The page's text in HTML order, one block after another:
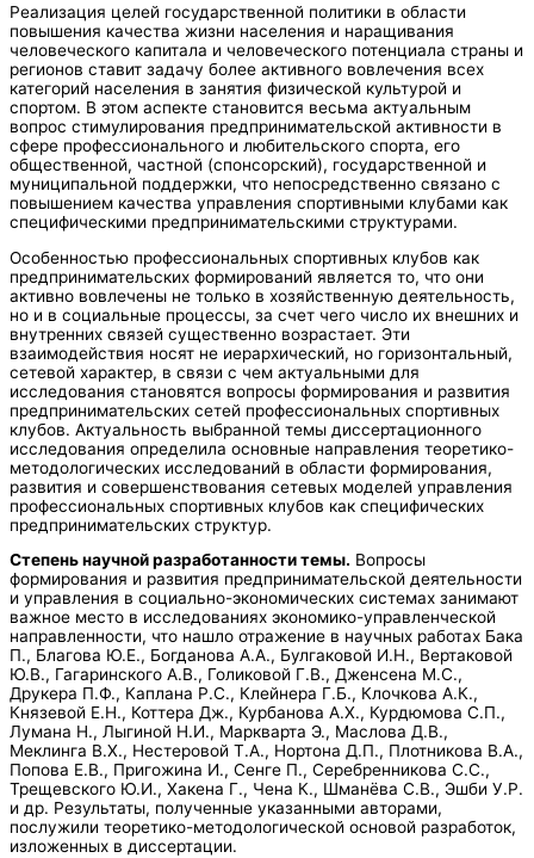
Реализация целей государственной политики в области
повышения качества жизни населения и наращивания
человеческого капитала и человеческого потенциала страны и
регионов ставит задачу более активного вовлечения всех
категорий населения в занятия физической культурой и
спортом. В этом аспекте становится весьма актуальным
вопрос стимулирования предпринимательской активности в
сфере профессионального и любительского спорта, его
общественной, частной (спонсорский), государственной и
муниципальной поддержки, что непосредственно связано с
повышением качества управления спортивными клубами как
специфическими предпринимательскими структурами.
Особенностью профессиональных спортивных клубов как
предпринимательских формирований является то, что они
активно вовлечены не только в хозяйственную деятельность,
но и в социальные процессы, за счет чего число их внешних и
внутренних связей существенно возрастает. Эти
взаимодействия носят не иерархический, но горизонтальный,
сетевой характер, в связи с чем актуальными для
исследования становятся вопросы формирования и развития
предпринимательских сетей профессиональных спортивных
клубов. Актуальность выбранной темы диссертационного
исследования определила основные направления теоретико-
методологических исследований в области формирования,
развития и совершенствования сетевых моделей управления
профессиональных спортивных клубов как специфических
предпринимательских структур.
Степень научной разработанности темы. Вопросы
формирования и развития предпринимательской деятельности
и управления в социально-экономических системах занимают
важное место в исследованиях экономико-управленческой
направленности, что нашло отражение в научных работах Бака
П., Благова Ю.Е., Богданова А.А., Булгаковой И.Н., Вертаковой
Ю.В., Гагаринского А.В., Голиковой Г.В., Дженсена М.С.,
Друкера П.Ф., Каплана Р.С., Клейнера Г.Б., Клочкова А.К.,
Князевой Е.Н., Коттера Дж., Курбанова А.Х., Курдюмова С.П.,
Лумана Н., Лыгиной Н.И., Маркварта Э., Маслова Д.В.,
Меклинга В.Х., Нестеровой Т.А., Нортона Д.П., Плотникова В.А.,
Попова Е.В., Пригожина И., Сенге П., Серебренникова С.С.,
Трещевского Ю.И., Хакена Г., Чена К., Шманёва С.В., Эшби У.Р.
и др. Результаты, полученные указанными авторами,
послужили теоретико-методологической основой разработок,
изложенных в диссертации.